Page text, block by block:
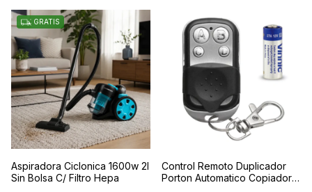
GRATIS
Aspiradora Ciclonica 1600w 2l
Sin Bolsa C/ Filtro Hepa
Control Remoto Duplicador
Porton Automatico Copiador